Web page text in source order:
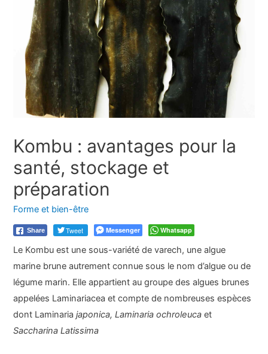
Kombu : avantages pour la
santé, stockage et
préparation
Forme et bien-être
Share Tweet Messenger Whatsapp
Le Kombu est une sous-variété de varech, une algue
marine brune autrement connue sous le nom d’algue ou de
légume marin. Elle appartient au groupe des algues brunes
appelées Laminariacea et compte de nombreuses espèces
dont Laminariajaponica, Laminaria ochroleuca et
Saccharina Latissima